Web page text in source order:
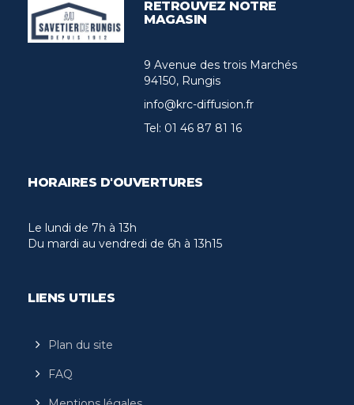
RETROUVEZ NOTRE
MAGASIN
9 Avenue des trois Marchés
94150, Rungis
info@krc-diffusion.fr
Tel: 01 46 87 81 16
HORAIRES D'OUVERTURES
Le lundi de 7h à 13h
Du mardi au vendredi de 6h à 13h15
LIENS UTILES
Plan du site
FAQ